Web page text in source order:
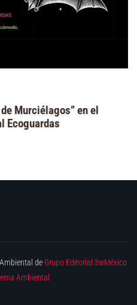
Murciélagos” en el
Ecoguardas
de Grupo Editorial 3wMéxico
Ambiental